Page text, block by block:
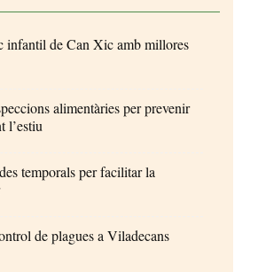
infantil de Can Xic amb millores
alimentàries per prevenir
l’estiu
temporals per facilitar la
de plagues a Viladecans